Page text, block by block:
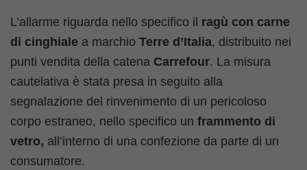
L’allarme riguarda nello specifico il ragù con carne
di cinghiale a marchio Terre d’Italia, distribuito nei
punti vendita della catena Carrefour. La misura
cautelativa è stata presa in seguito alla
segnalazione del rinvenimento di un pericoloso
corpo estraneo, nello specifico un frammento di
vetro, all’interno di una confezione da parte di un
consumatore.